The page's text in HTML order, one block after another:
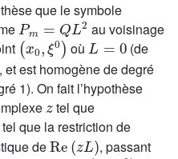
que le symbole
Pm=QL2
au voisinage
(x0 ξ0)
où
L= 0
(de
est homogène de degré
1). On fait l’hypothèse
z
tel que
que la restriction de
de
Re(zL)
, passant
k<+∞ (x0,ξ0)